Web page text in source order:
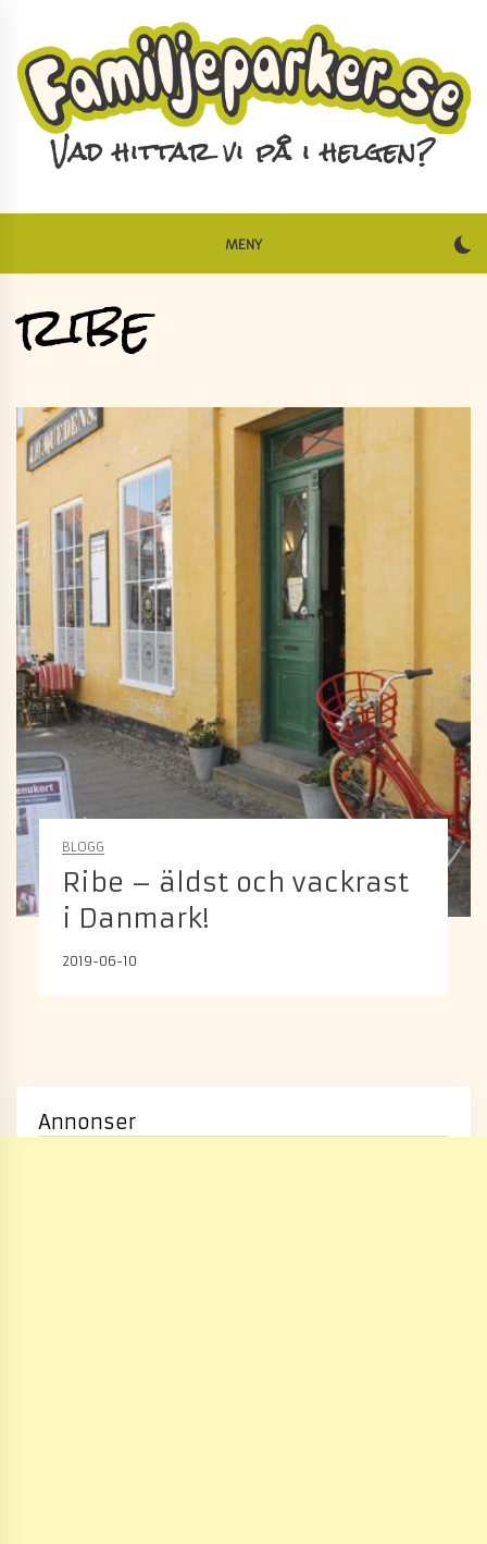
content
Vad hittar vi på i helgen?
MENY
ribe
BLOGG
Ribe – äldst och vackrast
i Danmark!
2019-06-10
Annonser